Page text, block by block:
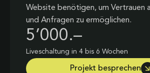
Website benötigen, um Vertrauen
und Anfragen zu ermöglichen.
5’000.–
Liveschaltung in 4 bis 6 Wochen
Projekt besprechen